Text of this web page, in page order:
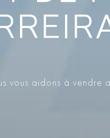
vous aidons à vendre